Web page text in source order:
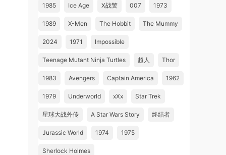
1985 Ice Age X战警 007 1973
1989 X-Men The Hobbit The Mummy
2024 1971 Impossible
Teenage Mutant Ninja Turtles 超人 Thor
1983 Avengers Captain America 1962
1979 Underworld xXx Star Trek
星球大战外传 A Star Wars Story 终结者
Jurassic World 1974 1975
Sherlock Holmes